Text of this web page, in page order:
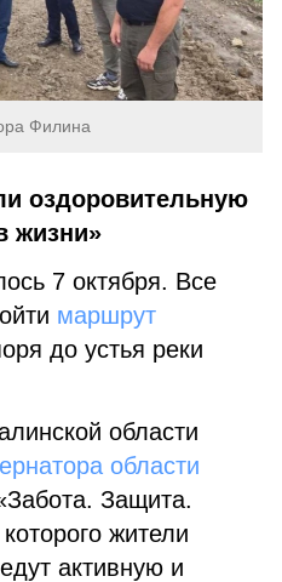
Филина
оздоровительную
жизни»
7 октября. Все
маршрут
до устья реки
области
области
Защита.
жители
активную и